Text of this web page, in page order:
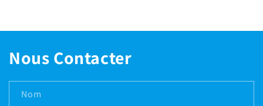
Nous Contacter
Nom